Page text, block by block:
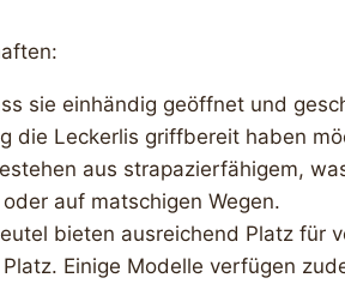
sie einhändig geöffnet und
die Leckerlis griffbereit haben
aus strapazierfähigem,
auf matschigen Wegen.
bieten ausreichend Platz für
Einige Modelle verfügen